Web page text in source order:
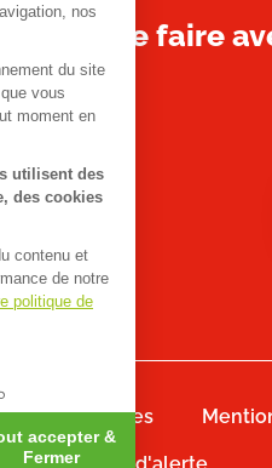
: que faire
légales
nos
du site
vous
moment en
utilisent des
des cookies
contenu et
de notre
politique de
accepter &
Fermer